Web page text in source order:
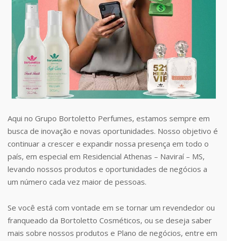
Aqui no Grupo Bortoletto Perfumes, estamos sempre em
busca de inovação e novas oportunidades. Nosso objetivo é
continuar a crescer e expandir nossa presença em todo o
país, em especial em Residencial Athenas – Naviraí – MS,
levando nossos produtos e oportunidades de negócios a
um número cada vez maior de pessoas.
Se você está com vontade em se tornar um revendedor ou
franqueado da Bortoletto Cosméticos, ou se deseja saber
mais sobre nossos produtos e Plano de negócios, entre em